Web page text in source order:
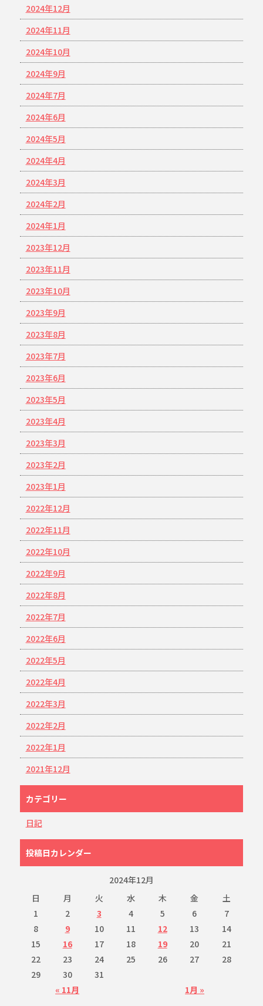
2024年12月
2024年11月
2024年10月
2024年9月
2024年7月
2024年6月
2024年5月
2024年4月
2024年3月
2024年2月
2024年1月
2023年12月
2023年11月
2023年10月
2023年9月
2023年8月
2023年7月
2023年6月
2023年5月
2023年4月
2023年3月
2023年2月
2023年1月
2022年12月
2022年11月
2022年10月
2022年9月
2022年8月
2022年7月
2022年6月
2022年5月
2022年4月
2022年3月
2022年2月
2022年1月
2021年12月
カテゴリー
日記
投稿日カレンダー
2024年12月
日
月 火 水 木 金 土
« 11月 1月 »
1 2 3 4 5 6
7
8
9 10 11 12 13
14
15
16 17 18 19 20
21
22
23 24 25 26 27
28
29
30 31